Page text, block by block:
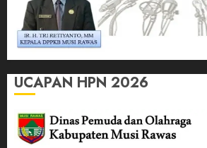
UCAPAN HPN 2026